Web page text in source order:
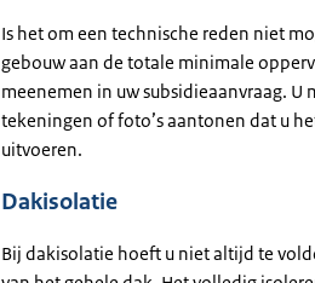
Is het om een technische reden niet
gebouw aan de totale minimale
meenemen in uw subsidieaanvraag.
tekeningen of foto’s aantonen dat u
uitvoeren.
Dakisolatie
Bij dakisolatie hoeft u niet altijd te